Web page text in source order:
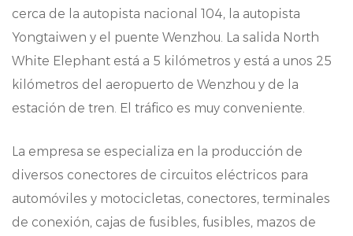
estabilidad durante el funcionamiento,
mitigando de manera efectiva los riesgos
asociados con vibraciones y choques que se
encuentran comúnmente en entornos de
Rendimiento de transmisión de señales:
La configuración de paso de 4,5 mm optimila
eficiencia de transmisión de señal,
cerca de la autopista nacional 104, la autopista
Yongtaiwen y el puente Wenzhou. La salida North
White Elephant está a 5 kilómetros y está a unos 25
kilómetros del aeropuerto de Wenzhou y de la
estación de tren. El tráfico es muy conveniente.
La empresa se especializa en la producción de
diversos conectores de circuitos eléctricos para
automóviles y motocicletas, conectores, terminales
de conexión, cajas de fusibles, fusibles, mazos de